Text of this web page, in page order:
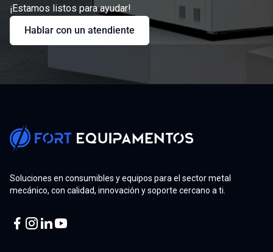
¡Estamos listos para ayudar!
Hablar con un atendiente
Soluciones en consumibles y equipos para el sector metal
mecánico, con calidad, innovación y soporte cercano a ti.